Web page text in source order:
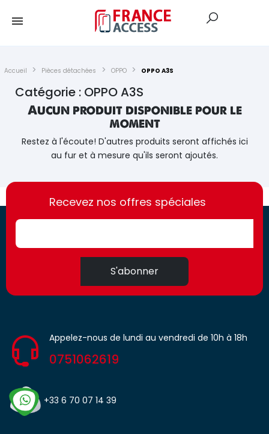
Accueil Pièces détachées OPPO OPPO A3S
Catégorie : OPPO A3S
Aucun produit disponible pour le
moment
Restez à l'écoute! D'autres produits seront affichés ici
au fur et à mesure qu'ils seront ajoutés.
https://france-
access.fr
https://france-
access.fr
Recevez nos offres spéciales
S'abonner
Appelez-nous de lundi au vendredi de 10h à 18h
0751062619
+33 6 70 07 14 39